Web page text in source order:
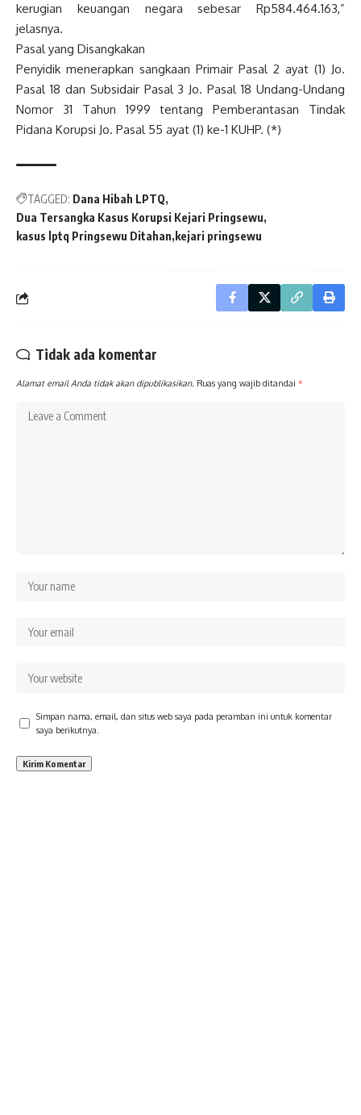
kerugian keuangan negara sebesar Rp584.464.163,”
jelasnya.
Pasal yang Disangkakan
Penyidik menerapkan sangkaan Primair Pasal 2 ayat (1) Jo.
Pasal 18 dan Subsidair Pasal 3 Jo. Pasal 18 Undang-Undang
Nomor 31 Tahun 1999 tentang Pemberantasan Tindak
Pidana Korupsi Jo. Pasal 55 ayat (1) ke-1 KUHP. (*)
TAGGED: Dana Hibah LPTQ
Dua Tersangka Kasus Korupsi Kejari Pringsewu
kasus lptq Pringsewu Ditahan kejari pringsewu
Tidak ada komentar
Alamat email Anda tidak akan dipublikasikan. Ruas yang wajib ditandai *
Simpan nama, email, dan situs web saya pada peramban ini untuk komentar
saya berikutnya.